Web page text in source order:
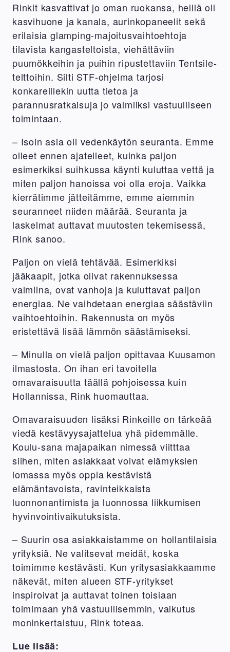
Rinkit kasvattivat jo oman ruokansa, heillä oli
kasvihuone ja kanala, aurinkopaneelit sekä
erilaisia glamping-majoitusvaihtoehtoja
tilavista kangasteltoista, viehättäviin
puumökkeihin ja puihin ripustettaviin Tentsile-
telttoihin. Silti STF-ohjelma tarjosi
konkareillekin uutta tietoa ja
parannusratkaisuja jo valmiiksi vastuulliseen
toimintaan.
– Isoin asia oli vedenkäytön seuranta. Emme
olleet ennen ajatelleet, kuinka paljon
esimerkiksi suihkussa käynti kuluttaa vettä ja
miten paljon hanoissa voi olla eroja. Vaikka
kierrätimme jätteitämme, emme aiemmin
seuranneet niiden määrää. Seuranta ja
laskelmat auttavat muutosten tekemisessä,
Rink sanoo.
Paljon on vielä tehtävää. Esimerkiksi
jääkaapit, jotka olivat rakennuksessa
valmiina, ovat vanhoja ja kuluttavat paljon
energiaa. Ne vaihdetaan energiaa säästäviin
vaihtoehtoihin. Rakennusta on myös
eristettävä lisää lämmön säästämiseksi.
– Minulla on vielä paljon opittavaa Kuusamon
ilmastosta. On ihan eri tavoitella
omavaraisuutta täällä pohjoisessa kuin
Hollannissa, Rink huomauttaa.
Omavaraisuuden lisäksi Rinkeille on tärkeää
viedä kestävyysajattelua yhä pidemmälle.
Koulu-sana majapaikan nimessä viitttaa
siihen, miten asiakkaat voivat elämyksien
lomassa myös oppia kestävistä
elämäntavoista, ravinteikkaista
luonnonantimista ja luonnossa liikkumisen
hyvinvointivaikutuksista.
– Suurin osa asiakkaistamme on hollantilaisia
yrityksiä. Ne valitsevat meidät, koska
toimimme kestävästi. Kun yritysasiakkaamme
näkevät, miten alueen STF-yritykset
inspiroivat ja auttavat toinen toisiaan
toimimaan yhä vastuullisemmin, vaikutus
moninkertaistuu, Rink toteaa.
Lue lisää: